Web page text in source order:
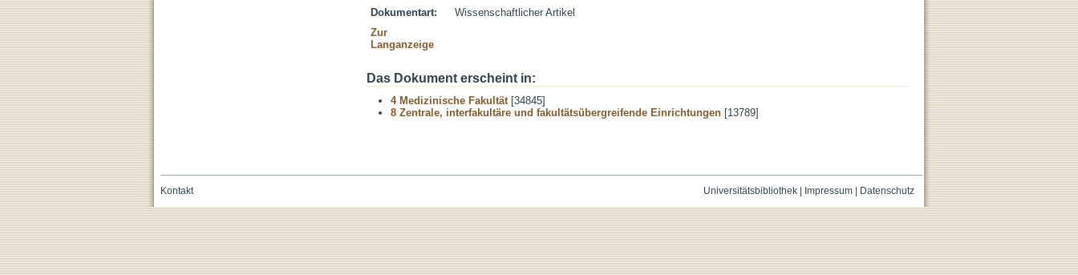
Dokumentart:
Wissenschaftlicher Artikel
Zur
Langanzeige
Das Dokument erscheint in:
4 Medizinische Fakultät[34845]
8 Zentrale, interfakultäre und fakultätsübergreifende Einrichtungen [13789]
Universitätsbibliothek| Impressum| Datenschutz
Kontakt